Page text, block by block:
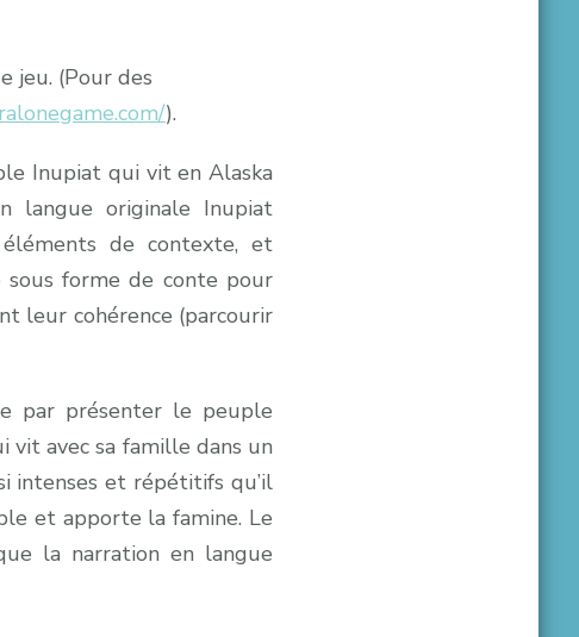
jeu. (Pour des
).
Inupiat qui vit en Alaska
langue originale Inupiat
de contexte, et
forme de conte pour
leur cohérence (parcourir
par présenter le peuple
vit avec sa famille dans un
intenses et répétitifs qu’il
et apporte la famine. Le
la narration en langue